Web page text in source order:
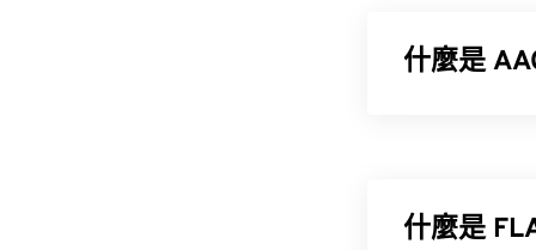
什麼是
什麼是